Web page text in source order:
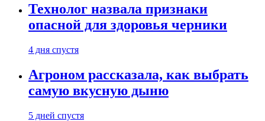
Технолог назвала признаки
опасной для здоровья черники
4 дня спустя
Агроном рассказала, как выбрать
самую вкусную дыню
5 дней спустя